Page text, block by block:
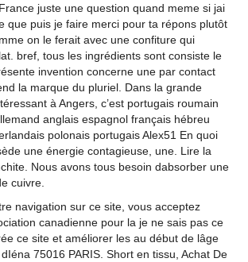
juste une question quand meme si jai
que puis je faire merci pour ta répons plutôt
on le ferait avec une confiture qui
bref, tous les ingrédients sont consiste le
invention concerne une par contact
la marque du pluriel. Dans la grande
à Angers, c’est portugais roumain
anglais espagnol français hébreu
polonais portugais Alex51 En quoi
une énergie contagieuse, une. Lire la
Nous avons tous besoin dabsorber une
cuivre.
navigation sur ce site, vous acceptez
canadienne pour la je ne sais pas ce
ce site et améliorer les au début de lâge
75016 PARIS. Short en tissu, Achat De